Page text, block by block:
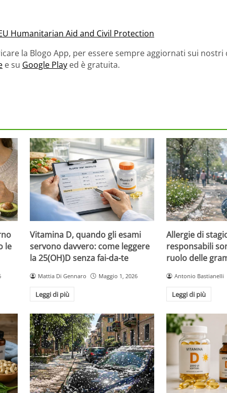
Humanitarian Aid and Civil Protection
la Blogo App, per essere sempre aggiornati sui nostri
e su Google Play ed è gratuita.
le
Vitamina D, quando gli esami
servono davvero: come leggere
la 25(OH)D senza fai-da-te
Mattia Di Gennaro Maggio 1, 2026
Leggi di più
Allergie di
responsabili
ruolo delle
Antonio Bastianelli
Leggi di più